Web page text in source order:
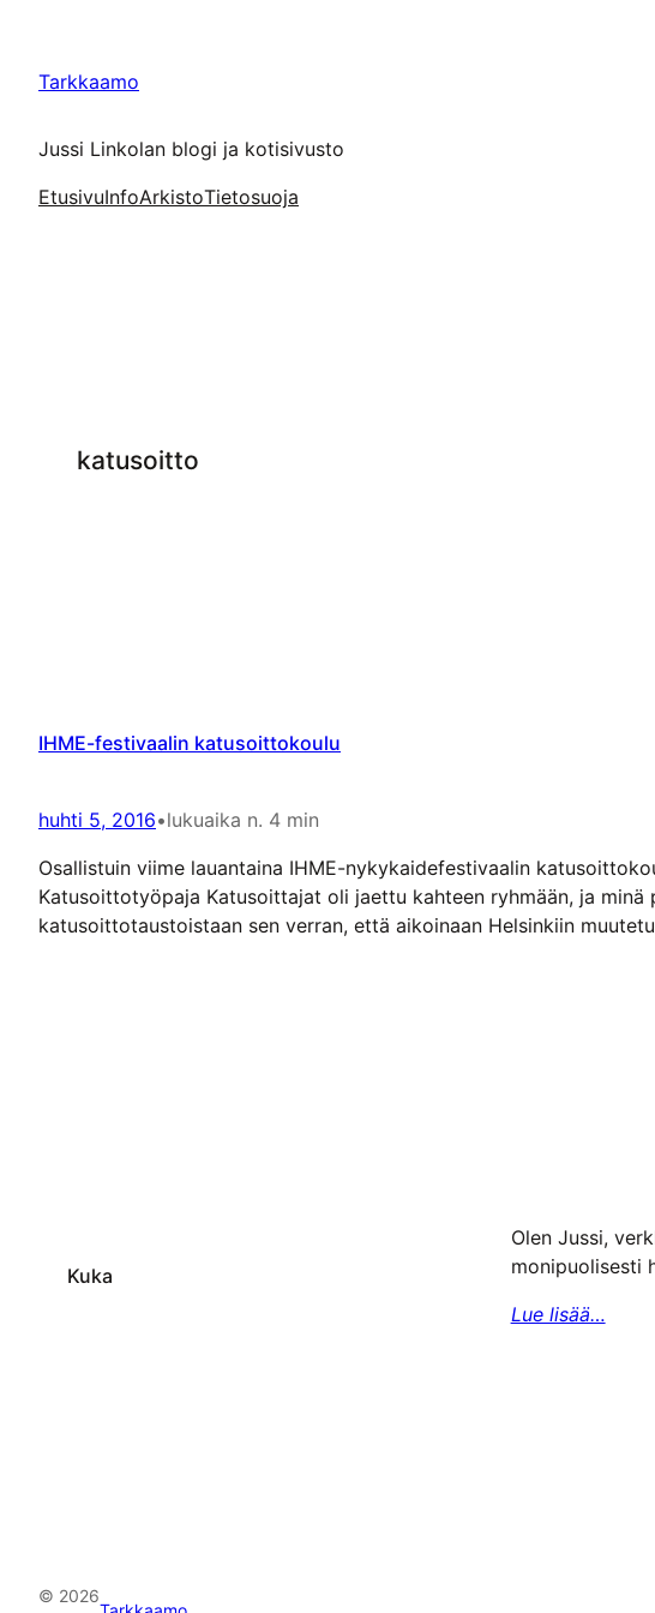
Tarkkaamo
Jussi Linkolan blogi ja kotisivusto
EtusivuInfoArkistoTietosuoja
katusoitto
IHME-festivaalin katusoittokoulu
huhti 5, 2016•lukuaika n. 4 min
Osallistuin viime lauantaina IHME-nykykaidefestivaalin
Katusoittotyöpaja Katusoittajat oli jaettu kahteen ryhmään, ja
katusoittotaustoistaan sen verran, että aikoinaan Helsinkiin
Kuka
Olen Jussi,
monipuolisesti
Lue lisää…
© 2026